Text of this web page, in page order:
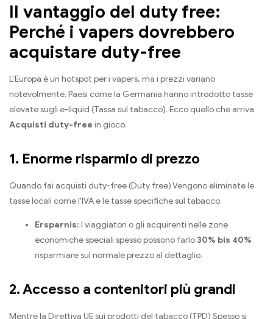
Il vantaggio del duty free:
Perché i vapers dovrebbero
acquistare duty-free
L’Europa è un hotspot per i vapers, ma i prezzi variano
notevolmente. Paesi come la Germania hanno introdotto tasse
elevate sugli e-liquid (Tassa sul tabacco). Ecco quello che arriva
Acquisti duty-free in gioco.
1. Enorme risparmio di prezzo
Quando fai acquisti duty-free (Duty free) Vengono eliminate le
tasse locali come l'IVA e le tasse specifiche sul tabacco.
Ersparnis: I viaggiatori o gli acquirenti nelle zone
economiche speciali spesso possono farlo 30% bis 40%
risparmiare sul normale prezzo al dettaglio.
2. Accesso a contenitori più grandi
Mentre la Direttiva UE sui prodotti del tabacco (TPD) Spesso si